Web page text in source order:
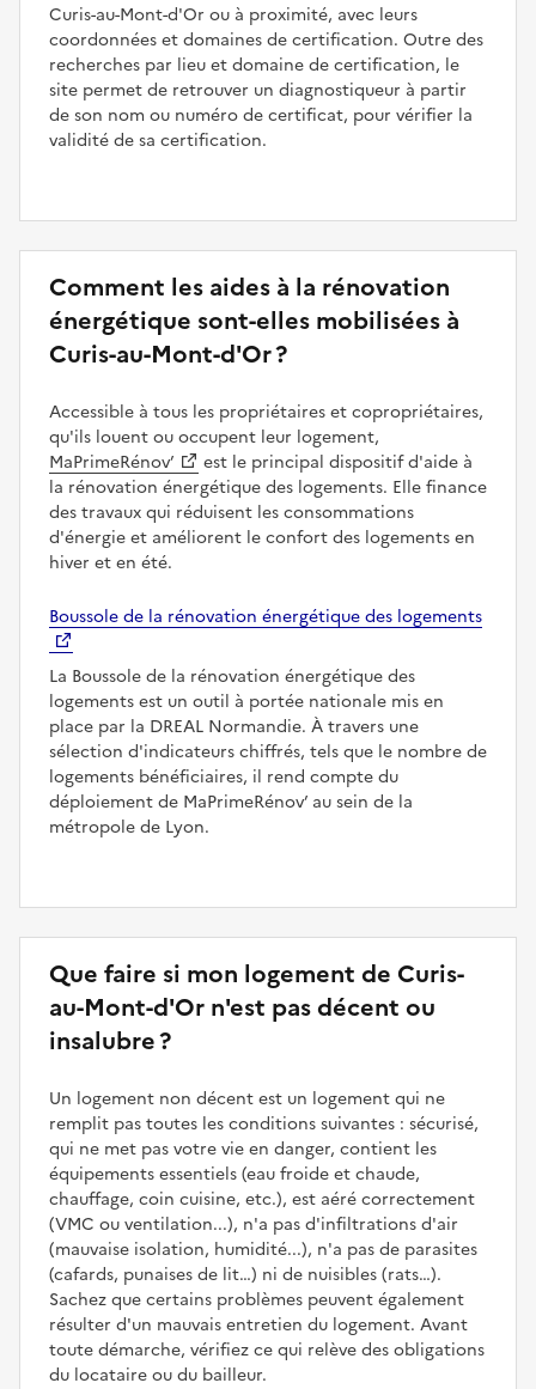
Curis-au-Mont-d'Or ou à proximité, avec leurs
coordonnées et domaines de certification. Outre des
recherches par lieu et domaine de certification, le
site permet de retrouver un diagnostiqueur à partir
de son nom ou numéro de certificat, pour vérifier la
validité de sa certification.
Comment les aides à la rénovation
énergétique sont-elles mobilisées à
Curis-au-Mont-d'Or ?
Accessible à tous les propriétaires et copropriétaires,
qu'ils louent ou occupent leur logement,
MaPrimeRénov’
est le principal dispositif d'aide à
la rénovation énergétique des logements. Elle finance
des travaux qui réduisent les consommations
d'énergie et améliorent le confort des logements en
hiver et en été.
Boussole de la rénovation énergétique des logements
La Boussole de la rénovation énergétique des
logements est un outil à portée nationale mis en
place par la DREAL Normandie. À travers une
sélection d'indicateurs chiffrés, tels que le nombre de
logements bénéficiaires, il rend compte du
déploiement de MaPrimeRénov’ au sein de la
métropole de Lyon.
Que faire si mon logement de Curis-
au-Mont-d'Or n'est pas décent ou
insalubre ?
Un logement non décent est un logement qui ne
remplit pas toutes les conditions suivantes : sécurisé,
qui ne met pas votre vie en danger, contient les
équipements essentiels (eau froide et chaude,
chauffage, coin cuisine, etc.), est aéré correctement
(VMC ou ventilation...), n'a pas d'infiltrations d'air
(mauvaise isolation, humidité...), n'a pas de parasites
(cafards, punaises de lit…) ni de nuisibles (rats…).
Sachez que certains problèmes peuvent également
résulter d'un mauvais entretien du logement. Avant
toute démarche, vérifiez ce qui relève des obligations
du locataire ou du bailleur.